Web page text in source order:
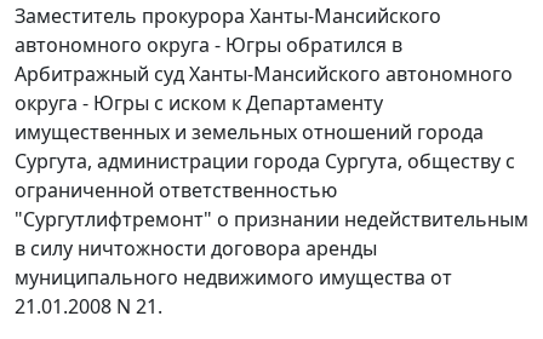
Заместитель прокурора Ханты-Мансийского
автономного округа - Югры обратился в
Арбитражный суд Ханты-Мансийского автономного
округа - Югры с иском к Департаменту
имущественных и земельных отношений города
Сургута, администрации города Сургута, обществу с
ограниченной ответственностью
"Сургутлифтремонт" о признании недействительным
в силу ничтожности договора аренды
муниципального недвижимого имущества от
21.01.2008 N 21.